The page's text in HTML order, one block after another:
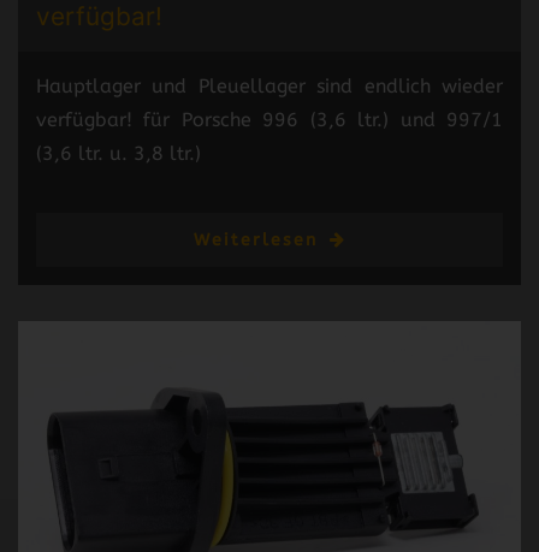
verfügbar!
Hauptlager und Pleuellager sind endlich wieder
verfügbar! für Porsche 996 (3,6 ltr.) und 997/1
(3,6 ltr. u. 3,8 ltr.)
Weiterlesen